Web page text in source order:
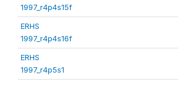
1997_r4p4s15f
ERHS
1997_r4p4s16f
ERHS
1997_r4p5s1